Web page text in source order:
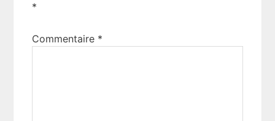
*
Commentaire *